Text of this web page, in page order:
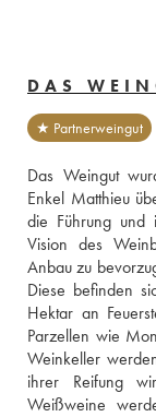
DAS
★ Partnerweingut
Das Weingut
Enkel Matthieu
die Führung und
Vision des
Anbau zu
Diese befinden
Hektar an
Parzellen wie
Weinkeller
ihrer Reifung
Weißweine